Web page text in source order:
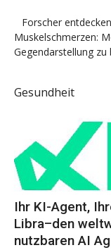
Forscher
Muskelschmerzen:
Gegendarstellung
Gesundheit
Ihr KI-Agent,
Libra–den
nutzbaren AI